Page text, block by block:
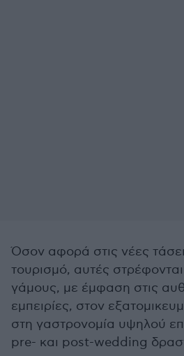
Όσον αφορά στις νέες
τουρισμό, αυτές
γάμους, με έμφαση στις
εμπειρίες, στον
στη γαστρονομία υψηλού
pre- και post-wedding